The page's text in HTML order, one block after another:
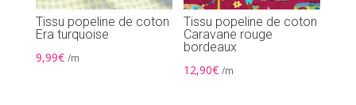
Tissu popeline de coton
Era turquoise
9,99€ /m
Tissu popeline de coton
Caravane rouge
bordeaux
12,90€ /m